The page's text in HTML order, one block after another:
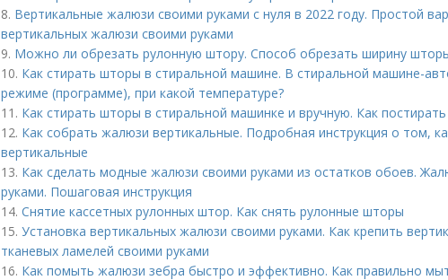
8. Вертикальные жалюзи своими руками с нуля в 2022 году. Простой
вертикальных жалюзи своими руками
9. Можно ли обрезать рулонную штору. Способ обрезать ширину
10. Как стирать шторы в стиральной машине. В стиральной машине-
режиме (программе), при какой температуре?
11. Как стирать шторы в стиральной машинке и вручную. Как
12. Как собрать жалюзи вертикальные. Подробная инструкция о том,
вертикальные
13. Как сделать модные жалюзи своими руками из остатков обоев.
руками. Пошаговая инструкция
14. Снятие кассетных рулонных штор. Как снять рулонные шторы
15. Установка вертикальных жалюзи своими руками. Как крепить
тканевых ламелей своими руками
16. Как помыть жалюзи зебра быстро и эффективно. Как правильно